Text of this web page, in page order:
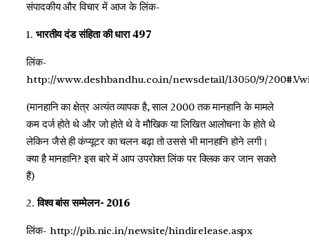
संपादकीय और विचार में आज के लिंक-
1. भारतीय दंड संहिता की धारा 497
लिंक-
http://www.deshbandhu.co.in/newsdetail/13050/9/
(मानहानि का क्षेत्र अत्यंत व्यापक है, साल 2000 तक मानहानि के मामले
कम दर्ज होते थे और जो होते थे वे मौखिक या लिखित आलोचना के होते थे
लेकिन जैसे ही कंप्यूटर का चलन बढ़ा तो उससे भी मानहानि होने लगी।
क्या है मानहानि? इस बारे में आप उपरोक्त लिंक पर क्लिक कर जान सकते
हैं)
2.विश्व बांस सम्मेलन- 2016
लिंक- http://pib.nic.in/newsite/hindirelease.aspx